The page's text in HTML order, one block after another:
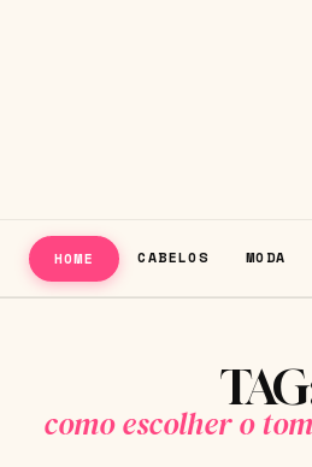
HOME CABELOS MODA
como escolher o